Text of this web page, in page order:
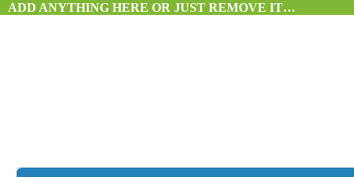
ADD ANYTHING HERE OR JUST REMOVE IT…